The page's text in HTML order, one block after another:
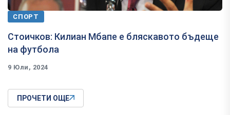
СПОРТ
Стоичков: Килиан Мбапе е бляскавото бъдеще
на футбола
9 Юли, 2024
ПРОЧЕТИ ОЩЕ